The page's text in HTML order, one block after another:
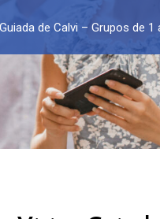
de Calvi – Grupos de 1